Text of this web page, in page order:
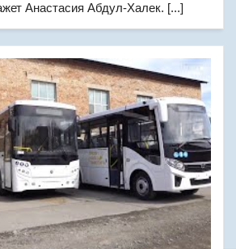
Анастасия Абдул-Халек. [...]